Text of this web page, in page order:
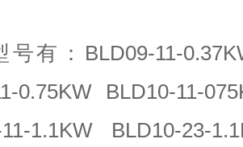
号有： BLD09-11-
0.75KW BLD10-11-
1.1KW BLD10-23-